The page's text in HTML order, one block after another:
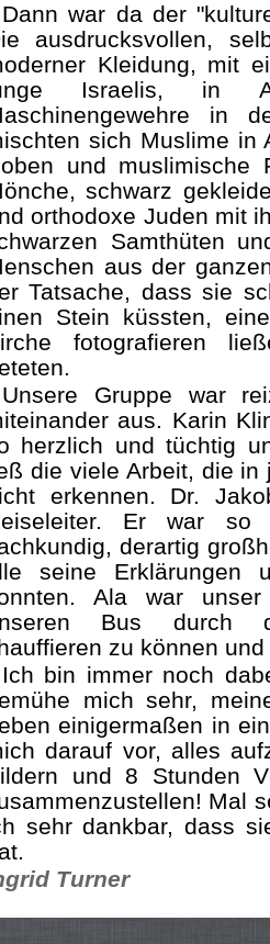
Dann war da der
ausdrucksvollen,
Kleidung, mit
Israelis, in
in
sich Muslime in
und muslimische
schwarz
orthodoxe Juden mit
Samthüten
aus der
Tatsache, dass sie
Stein küssten,
fotografieren
Unsere Gruppe war
aus. Karin
herzlich und tüchtig
die viele Arbeit, die in
erkennen. Dr.
Er war so
derartig
seine Erklärungen
Ala war
Bus durch
zu können
Ich bin immer noch
mich sehr,
einigermaßen in
darauf vor, alles
und 8 Stunden
Mal
sehr dankbar, dass
Turner